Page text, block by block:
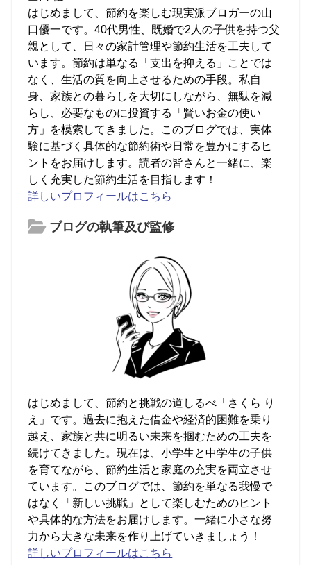
はじめまして、節約を楽しむ現実派ブロガーの山
口優一です。40代男性、既婚で2人の子供を持つ父
親として、日々の家計管理や節約生活を工夫して
います。節約は単なる「支出を抑える」ことでは
なく、生活の質を向上させるための手段。私自
身、家族との暮らしを大切にしながら、無駄を減
らし、必要なものに投資する「賢いお金の使い
方」を模索してきました。このブログでは、実体
験に基づく具体的な節約術や日常を豊かにするヒ
ントをお届けします。読者の皆さんと一緒に、楽
しく充実した節約生活を目指します！
詳しいプロフィールはこちら
ブログの執筆及び監修
はじめまして、節約と挑戦の道しるべ「さくら り
え」です。過去に抱えた借金や経済的困難を乗り
越え、家族と共に明るい未来を掴むための工夫を
続けてきました。現在は、小学生と中学生の子供
を育てながら、節約生活と家庭の充実を両立させ
ています。このブログでは、節約を単なる我慢で
はなく「新しい挑戦」として楽しむためのヒント
や具体的な方法をお届けします。一緒に小さな努
力から大きな未来を作り上げていきましょう！
詳しいプロフィールはこちら